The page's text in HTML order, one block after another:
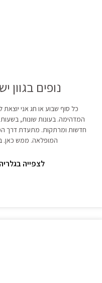
נופים בגוון
כל סוף שבוע או חג אני יוצאת
המדהימה. בעונות שונות, בשעות
חדשות ומרתקות. מתעדת דרך
המופלאה. ממש כאן.
לצפייה בגלריה